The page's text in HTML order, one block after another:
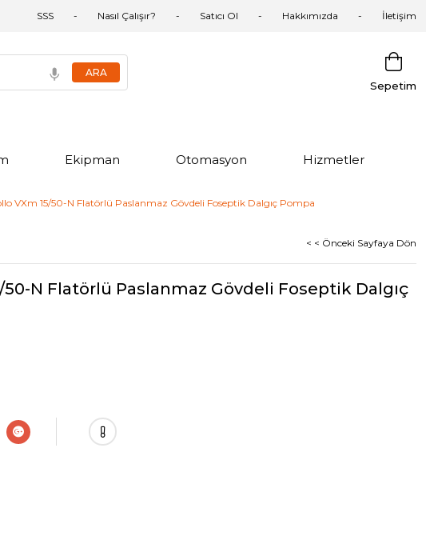
SSS Nasıl Çalışır? Satıcı Ol Hakkımızda İletişim
Sepetim
Ekipman Otomasyon Hizmetler
VXm 15/50-N Flatörlü Paslanmaz Gövdeli Foseptik Dalgıç Pompa
< < Önceki Sayfaya Dön
50-N Flatörlü Paslanmaz Gövdeli Foseptik Dalgıç